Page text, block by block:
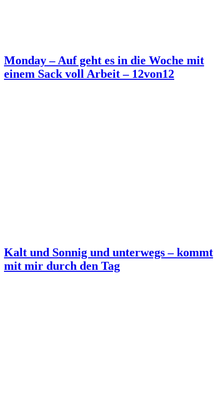
Monday – Auf geht es in die Woche mit
einem Sack voll Arbeit – 12von12
Kalt und Sonnig und unterwegs – kommt
mit mir durch den Tag